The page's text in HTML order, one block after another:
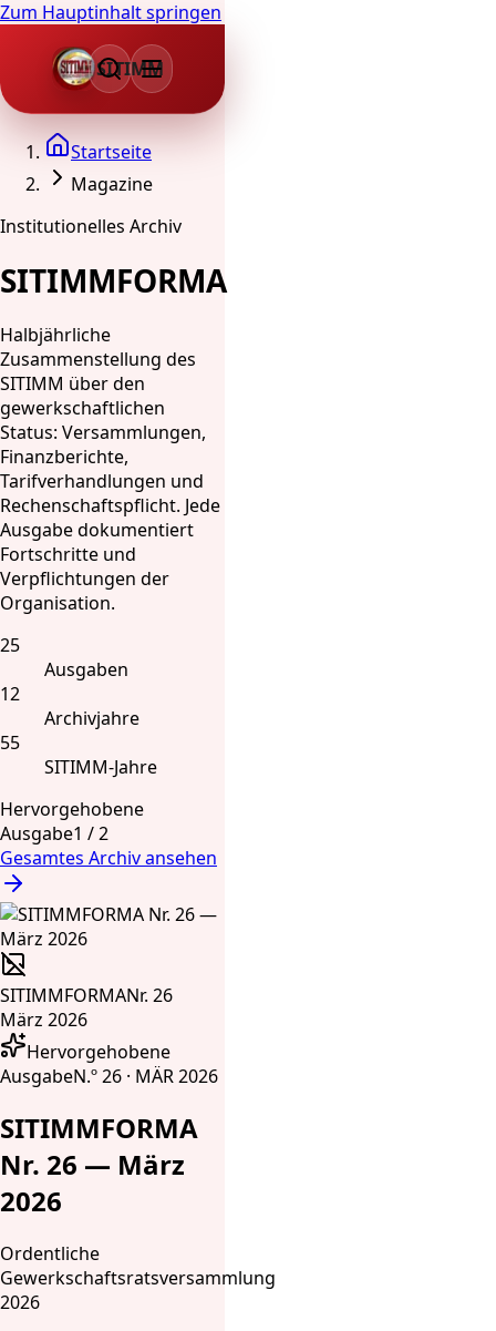
Zum Hauptinhalt springen
SITIMM
Startseite
Magazine
Institutionelles Archiv
SITIMMFORMA
Halbjährliche
Zusammenstellung des
SITIMM über den
gewerkschaftlichen
Status: Versammlungen,
Finanzberichte,
Tarifverhandlungen und
Rechenschaftspflicht. Jede
Ausgabe dokumentiert
Fortschritte und
Verpflichtungen der
Organisation.
25
Ausgaben
12
Archivjahre
55
SITIMM-Jahre
Hervorgehobene
Ausgabe1 /2
Gesamtes Archiv ansehen
SITIMMFORMANr. 26
März 2026
Hervorgehobene
AusgabeN.º 26 · MÄR 2026
SITIMMFORMA
Nr. 26 — März
2026
Ordentliche
Gewerkschaftsratsversammlung
2026